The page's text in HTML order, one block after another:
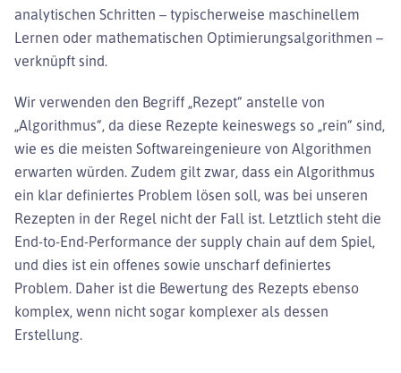
analytischen Schritten – typischerweise maschinellem
Lernen oder mathematischen Optimierungsalgorithmen –
verknüpft sind.
Wir verwenden den Begriff „Rezept“ anstelle von
„Algorithmus“, da diese Rezepte keineswegs so „rein“ sind,
wie es die meisten Softwareingenieure von Algorithmen
erwarten würden. Zudem gilt zwar, dass ein Algorithmus
ein klar definiertes Problem lösen soll, was bei unseren
Rezepten in der Regel nicht der Fall ist. Letztlich steht die
End-to-End-Performance der supply chain auf dem Spiel,
und dies ist ein offenes sowie unscharf definiertes
Problem. Daher ist die Bewertung des Rezepts ebenso
komplex, wenn nicht sogar komplexer als dessen
Erstellung.